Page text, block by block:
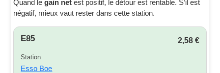
Quand legain net est positif, le détour est rentable. S’il est
négatif, mieux vaut rester dans cette station.
E85 2,58 €
Station
Esso Boe